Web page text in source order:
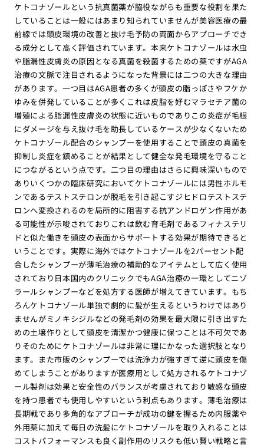
ケトコナゾールという抗真菌薬が脇役ながらも重要な役割を果た
していることは一般にはあまり知られていませんが美容医療の最
前線では頭皮環境の改善と抜け毛予防の両面からアプローチでき
る成分として高く評価されています。本来ケトコナゾールは水虫
や脂漏性皮膚炎の原因となる真菌を殺菌するための薬ですがAGA
治療の文脈で注目されるようになった背景には二つの大きな理由
があります。一つ目はAGA患者の多くが頭皮の脂っぽさやフケか
ゆみを併発していることが多くこれは皮脂を好むマラセチア菌の
増殖による脂漏性皮膚炎の状態に近いものでありこの炎症が毛根
にダメージを与え抜け毛を助長しているケースが少なくないため
ケトコナゾール配合のシャンプーを使用することで頭皮の真菌を
抑制し炎症を鎮めることが結果として健全な発毛環境を守ること
につながるという点です。二つ目の理由はさらに興味深いもので
ありいくつかの臨床研究においてケトコナゾールには男性ホルモ
ンであるテストステロンが脱毛を引き起こすジヒドロテストステ
ロンへ変換されるのを局所的に阻害する抗アンドロゲン作用があ
る可能性が示唆されておりこれは飲む育毛剤であるフィナステリ
ドと似た働きを頭皮の表面からサポートする効果が期待できると
いうことです。実際に海外ではケトコナゾールを2パーセント配
合したシャンプーが薄毛治療の補助的なアイテムとして広く使用
されており日本国内のクリニックでもAGA治療の一環としてニゾ
ラールシャンプーなどを処方する医師が増えてきています。もち
ろんケトコナゾール単独で劇的に髪が生えるというわけではあり
ませんがミノキシジルなどの発毛剤の効果を最大限に引き出すた
めの土壌作りとして頭皮を清潔かつ健康に保つことは不可欠であ
りそのためにケトコナゾールは非常に理にかなった選択肢となり
ます。また市販のシャンプーでは洗浄力が強すぎて逆に頭皮を傷
めてしまうことがありますが医療用として処方されるケトコナゾ
ール製剤は効果と安全性のバランスが考慮されており敏感な頭皮
を持つ患者でも使用しやすいという利点もあります。薄毛治療は
長期戦であり多角的なアプローチが成功の鍵を握るため内服薬や
外用薬に加えて毎日の洗髪にケトコナゾールを取り入れることは
コストパフォーマンスも良く副作用のリスクも低い賢い戦略と言